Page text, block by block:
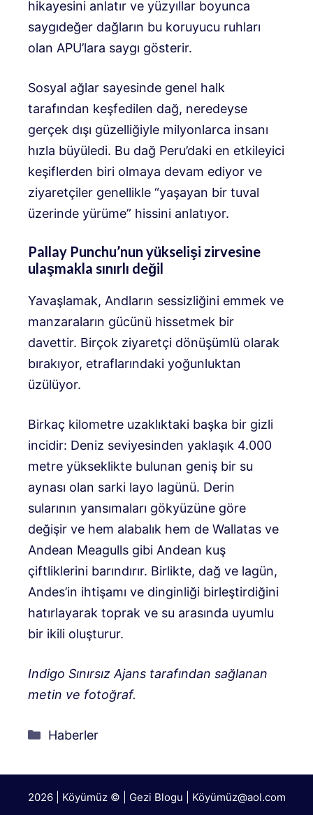
hikayesini anlatır ve yüzyıllar boyunca
saygıdeğer dağların bu koruyucu ruhları
olan APU’lara saygı gösterir.
Sosyal ağlar sayesinde genel halk
tarafından keşfedilen dağ, neredeyse
gerçek dışı güzelliğiyle milyonlarca insanı
hızla büyüledi. Bu dağ Peru’daki en etkileyici
keşiflerden biri olmaya devam ediyor ve
ziyaretçiler genellikle “yaşayan bir tuval
üzerinde yürüme” hissini anlatıyor.
Pallay Punchu’nun yükselişi zirvesine
ulaşmakla sınırlı değil
Yavaşlamak, Andların sessizliğini emmek ve
manzaraların gücünü hissetmek bir
davettir. Birçok ziyaretçi dönüşümlü olarak
bırakıyor, etraflarındaki yoğunluktan
üzülüyor.
Birkaç kilometre uzaklıktaki başka bir gizli
incidir: Deniz seviyesinden yaklaşık 4.000
metre yükseklikte bulunan geniş bir su
aynası olan sarki layo lagünü. Derin
sularının yansımaları gökyüzüne göre
değişir ve hem alabalık hem de Wallatas ve
Andean Meagulls gibi Andean kuş
çiftliklerini barındırır. Birlikte, dağ ve lagün,
Andes’in ihtişamı ve dinginliği birleştirdiğini
hatırlayarak toprak ve su arasında uyumlu
bir ikili oluşturur.
Indigo Sınırsız Ajans tarafından sağlanan
metin ve fotoğraf.
Kategoriler
Haberler
2026 | Köyümüz © | Gezi Blogu | Köyümüz@aol.com